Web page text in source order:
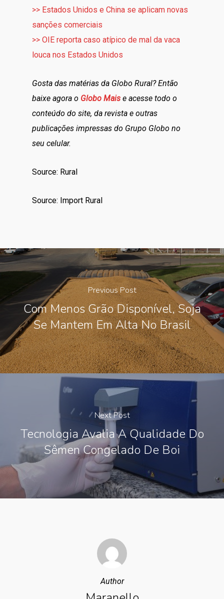
>> Estados Unidos e China se aplicam novas
sanções comerciais
>> OIE reporta caso atípico de mal da vaca
louca nos Estados Unidos
Gosta das matérias da Globo Rural? Então
baixe agora o Globo Mais e acesse todo o
conteúdo do site, da revista e outras
publicações impressas do Grupo Globo no
seu celular.
Source: Rural
Source: Import Rural
Previous Post
Com Menos Grão Disponível, Soja
Se Mantem Em Alta No Brasil
Next Post
Tecnologia Avalia A Qualidade Do
Sêmen Congelado De Boi
Author